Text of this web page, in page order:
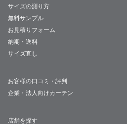
サイズの測り方
無料サンプル
お見積りフォーム
納期・送料
サイズ直し
お客様の口コミ・評判
企業・法人向けカーテン
店舗を探す